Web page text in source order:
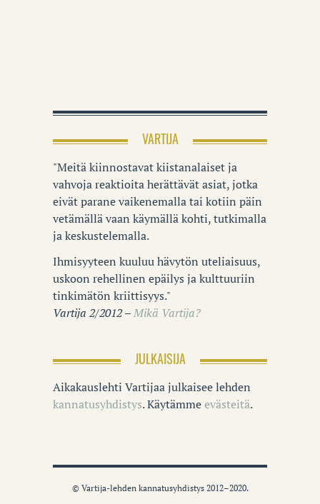
VARTIJA
"Meitä kiinnostavat kiistanalaiset ja
vahvoja reaktioita herättävät asiat, jotka
eivät parane vaikenemalla tai kotiin päin
vetämällä vaan käymällä kohti, tutkimalla
ja keskustelemalla.
Ihmisyyteen kuuluu hävytön uteliaisuus,
uskoon rehellinen epäilys ja kulttuuriin
tinkimätön kriittisyys."
Vartija 2/2012 –Mikä Vartija?
JULKAISIJA
Aikakauslehti Vartijaa julkaisee lehden
kannatusyhdistys. Käytämmeevästeitä.
© Vartija-lehden kannatusyhdistys 2012–2020.